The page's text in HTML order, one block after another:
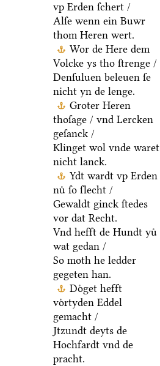
vp Erden ſchert /
Alſe wenn ein Buwr
thom Heren wert.
Wor de Here dem
Volcke ys tho ſtrenge /
Denſuluen beleuen ſe
nicht yn de lenge.
Groter Heren
thoſage / vnd Lercken
geſanck /
Klinget wol vnde waret
nicht lanck.
Ydt wardt vp Erden
nuͤ ſo ſlecht /
Gewaldt ginck ſtedes
vor dat Recht.
Vnd hefft de Hundt yuͤ
wat gedan /
So moth he ledder
gegeten han.
Doͤget hefft
voͤrtyden Eddel
gemacht /
Jtzundt deyts de
Hochfardt vnd de
pracht.